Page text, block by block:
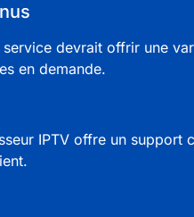
devrait offrir une
en demande.
IPTV offre un support